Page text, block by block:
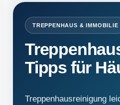
ready
TREPPENHAUS & IMMOBILIE
Tipps für
Treppenhausreinigung